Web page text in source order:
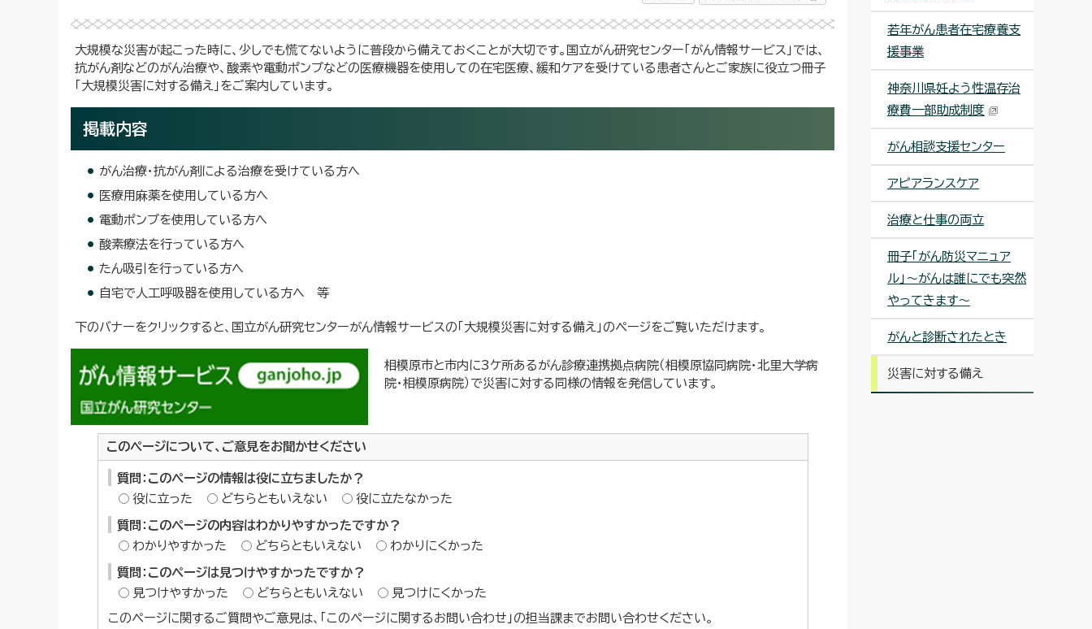
大規模な災害が起こった時に、少しでも慌てないように普段から備えておくことが大切です。国立がん研究センター「がん情報サービス」では、
抗がん剤などのがん治療や、酸素や電動ポンプなどの医療機器を使用しての在宅医療、緩和ケアを受けている患者さんとご家族に役立つ冊子
「大規模災害に対する備え」をご案内しています。
掲載内容
がん治療・抗がん剤による治療を受けている方へ
医療用麻薬を使用している方へ
電動ポンプを使用している方へ
酸素療法を行っている方へ
たん吸引を行っている方へ
自宅で人工呼吸器を使用している方へ 等
下のバナーをクリックすると、国立がん研究センターがん情報サービスの「大規模災害に対する備え」のページをご覧いただけます。
相模原市と市内に3ケ所あるがん診療連携拠点病院（相模原協同病院・北里大学病
院・相模原病院）で災害に対する同様の情報を発信しています。
このページについて、ご意見をお聞かせください
質問：このページの情報は役に立ちましたか？
役に立った
どちらともいえない 役に立たなかった
質問：このページの内容はわかりやすかったですか？
わかりやすかった
どちらともいえない わかりにくかった
質問：このページは見つけやすかったですか？
見つけやすかった
どちらともいえない 見つけにくかった
このページに関するご質問やご意見は、「このページに関するお問い合わせ」の担当課までお問い合わせください。
若年がん患者在宅療養支
援事業
神奈川県妊よう性温存治
療費一部助成制度
がん相談支援センター
アピアランスケア
治療と仕事の両立
冊子「がん防災マニュア
ル」〜がんは誰にでも突然
やってきます〜
がんと診断されたとき
災害に対する備え